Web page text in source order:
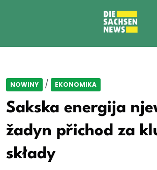
NOWINY / EKONOMIKA
Sakska energija
žadyn přichod za
składy